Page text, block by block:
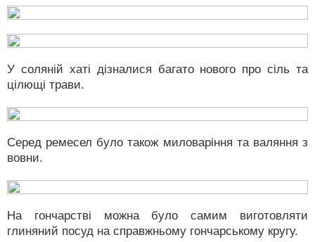
У соляній хаті дізналися багато нового про сіль та
цілющі трави.
Серед ремесел було також миловаріння та валяння з
вовни.
На гончарстві можна було самим виготовляти
глиняний посуд на справжньому гончарському кругу.